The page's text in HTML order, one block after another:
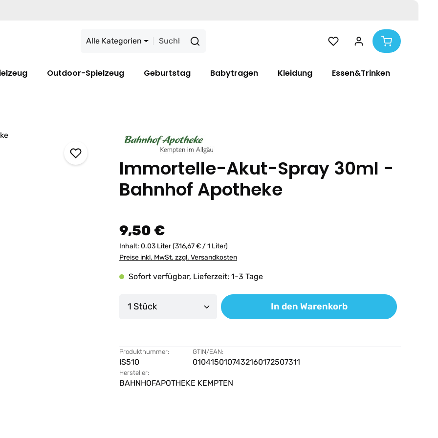
Alle Kategorien
Outdoor-Spielzeug Geburtstag Babytragen Kleidung Essen&Trinken
Immortelle-Akut-Spray 30ml -
Bahnhof Apotheke
9,50 €
Inhalt: 0.03 Liter(316,67 € / 1 Liter)
Preise inkl. MwSt. zzgl. Versandkosten
Sofort verfügbar, Lieferzeit: 1-3 Tage
Produkt Anzahl: Gib den gewünschten Wert ein oder
In den Warenkorb
Produktnummer:
IS510
GTIN/EAN:
0104150107432160172507311
Hersteller:
BAHNHOFAPOTHEKE KEMPTEN